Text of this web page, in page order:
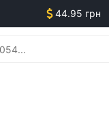
44.95 грн